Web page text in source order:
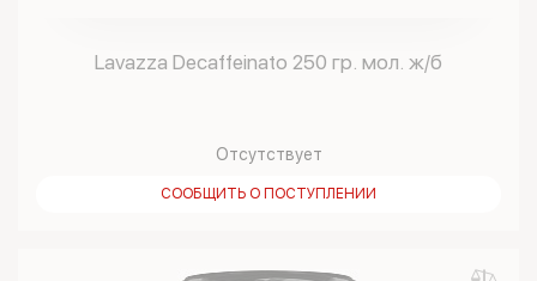
Lavazza Decaffeinato 250 гр. мол. ж/б
Отсутствует
СООБЩИТЬ О ПОСТУПЛЕНИИ